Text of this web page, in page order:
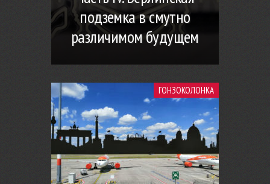
подземка в смутно
различимом будущем
ГОНЗОКОЛОНКА